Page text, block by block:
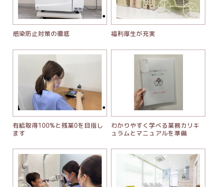
感染防止対策の徹底 福利厚生が充実
有給取得100%と残業0を目指し
ます
わかりやすく学べる業務カリキ
ュラムとマニュアルを準備